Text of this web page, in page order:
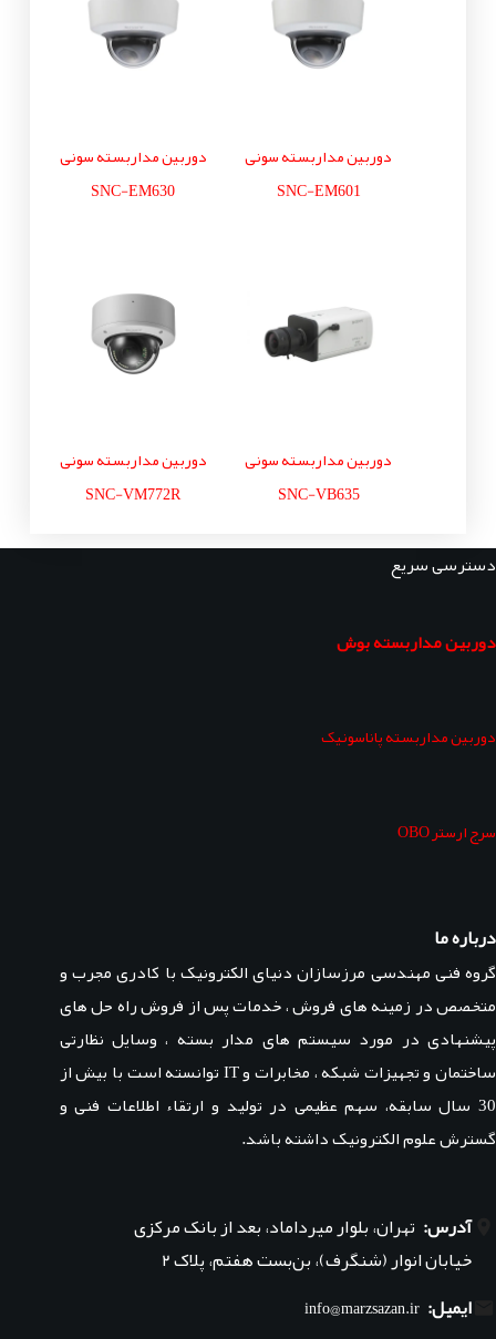
دوربین مداربسته سونی
SNC-EM601
دوربین مداربسته سونی
SNC-EM630
دوربین مداربسته سونی
SNC-VB635
دوربین مداربسته سونی
SNC-VM772R
دسترسی سریع
دوربین مداربسته بوش
دوربین مداربسته پاناسونیک
سرج ارستر OBO
درباره ما
گروه فنی مهندسی مرزسازان دنیای الکترونیک با کادری مجرب و
متخصص در زمینه های فروش ، خدمات پس از فروش راه حل های
پیشنهادی در مورد سیستم های مدار بسته ، وسایل نظارتی
ساختمان و تجهیزات شبکه ، مخابرات و IT توانسته است با بیش از
30 سال سابقه، سهم عظیمی در تولید و ارتقاء اطلاعات فنی و
گسترش علوم الکترونیک داشته باشد.
آدرس: تهران، بلوار میرداماد، بعد از بانک مرکزی
خیابان انوار (شنگرف)، بن‌بست هفتم، پلاک ۲
ایمیل: info@marzsazan.ir